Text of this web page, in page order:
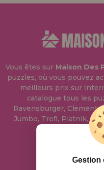
Vous êtes sur Maison Des
puzzles, où vous pouvez
meilleurs prix sur
catalogue tous les
Ravensburger,
Jumbo, Trefl, Piatnik,
bien
Gestion